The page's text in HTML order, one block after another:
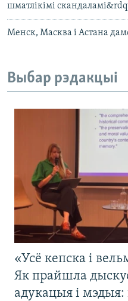
шматлікімі
Менск, Масква і Астана
Выбар рэдакцыі
«Усё кепска і
Як прайшла
адукацыя і